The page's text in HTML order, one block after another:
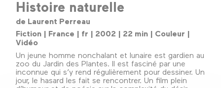
Histoire naturelle
de Laurent Perreau
Fiction | France | fr | 2002 | 22 min | Couleur |
Vidéo
Un jeune homme nonchalant et lunaire est gardien au
zoo du Jardin des Plantes. Il est fasciné par une
inconnue qui s’y rend régulièrement pour dessiner. Un
jour, le hasard les fait se rencontrer. Un film plein